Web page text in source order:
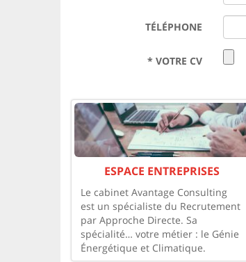
TÉLÉPHONE
* VOTRE CV
ESPACE ENTREPRISES
Le cabinet Avantage Consulting
est un spécialiste du Recrutement
par Approche Directe. Sa
spécialité… votre métier : le Génie
Énergétique et Climatique.